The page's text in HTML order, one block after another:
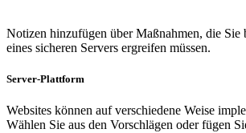
Notizen hinzufügen über Maßnahmen, die Sie
eines sicheren Servers ergreifen müssen.
Server-Plattform
Websites können auf verschiedene Weise
Wählen Sie aus den Vorschlägen oder fügen